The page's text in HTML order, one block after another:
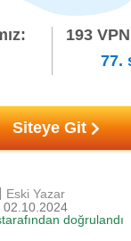
193VPN
77.
Siteye Git
02.10.2024
tarafından doğrulandı
Eski Yazar